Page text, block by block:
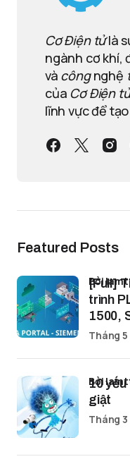
Cơ Điện tửlà
ngành cơ khí,
và côngnghệ
của Cơ Điện tử
lĩnh vực để
Featured Posts
[Full]
trình
1500,
bởi
Tháng
10
giật
bởi
Tháng 3